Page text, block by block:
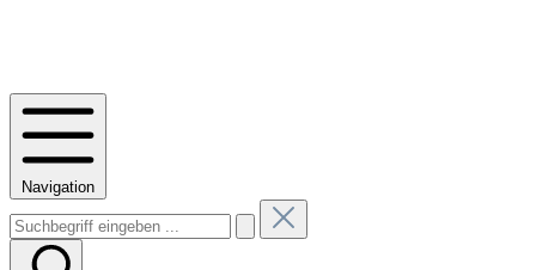
Navigation